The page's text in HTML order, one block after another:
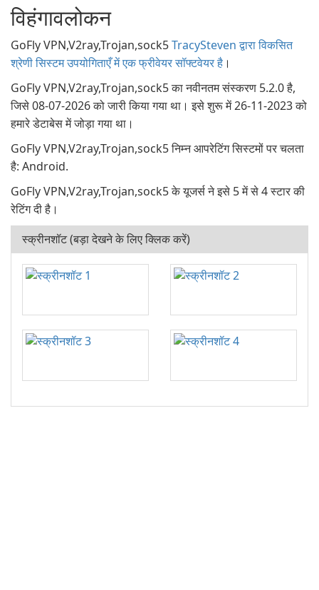
विहंगावलोकन
GoFly VPN,V2ray,Trojan,sock5TracySteven द्वारा विकसित
श्रेणी सिस्टम उपयोगिताएँ में एक फ्रीवेयर सॉफ्टवेयर है ।
GoFly VPN,V2ray,Trojan,sock5 का नवीनतम संस्करण 5.2.0 है,
जिसे 08-07-2026 को जारी किया गया था। इसे शुरू में 26-11-2023 को
हमारे डेटाबेस में जोड़ा गया था।
GoFly VPN,V2ray,Trojan,sock5 निम्न आपरेटिंग सिस्टमों पर चलता
है: Android.
GoFly VPN,V2ray,Trojan,sock5 के यूजर्स ने इसे 5 में से 4 स्टार की
रेटिंग दी है।
स्क्रीनशॉट (बड़ा देखने के लिए क्लिक करें)